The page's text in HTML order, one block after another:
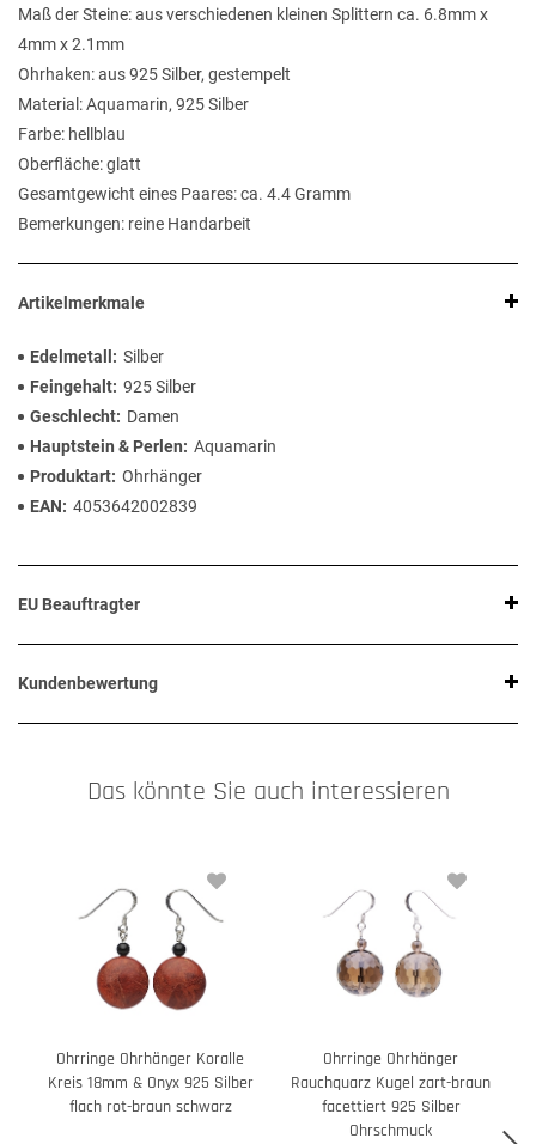
Maß der Steine: aus verschiedenen kleinen Splittern ca. 6.8mm x
4mm x 2.1mm
Ohrhaken: aus 925 Silber, gestempelt
Material: Aquamarin, 925 Silber
Farbe: hellblau
Oberfläche: glatt
Gesamtgewicht eines Paares: ca. 4.4 Gramm
Bemerkungen: reine Handarbeit
Artikelmerkmale
Edelmetall
Silber
Feingehalt 925 Silber
Geschlecht
Damen
Hauptstein & Perlen
Aquamarin
Produktart Ohrhänger
EAN
4053642002839
EU Beauftragter
Kundenbewertung
Das könnte Sie auch interessieren
Ohrringe Ohrhänger Koralle
Kreis 18mm & Onyx 925 Silber
flach rot-braun schwarz
Ohrringe Ohrhänger
Rauchquarz Kugel zart-braun
facettiert 925 Silber
Ohrschmuck